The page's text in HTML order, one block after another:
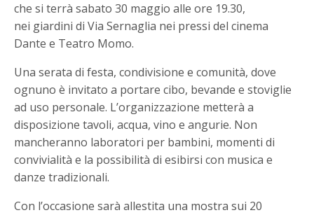
che si terrà sabato 30 maggio alle ore 19.30,
nei giardini di Via Sernaglia nei pressi del cinema
Dante e Teatro Momo.
Una serata di festa, condivisione e comunità, dove
ognuno è invitato a portare cibo, bevande e stoviglie
ad uso personale. L’organizzazione metterà a
disposizione tavoli, acqua, vino e angurie. Non
mancheranno laboratori per bambini, momenti di
convivialità e la possibilità di esibirsi con musica e
danze tradizionali.
Con l’occasione sarà allestita una mostra sui 20